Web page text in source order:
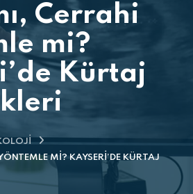
Cerrahi
mi?
Kürtaj
MI? KAYSERI’DE KÜRTAJ